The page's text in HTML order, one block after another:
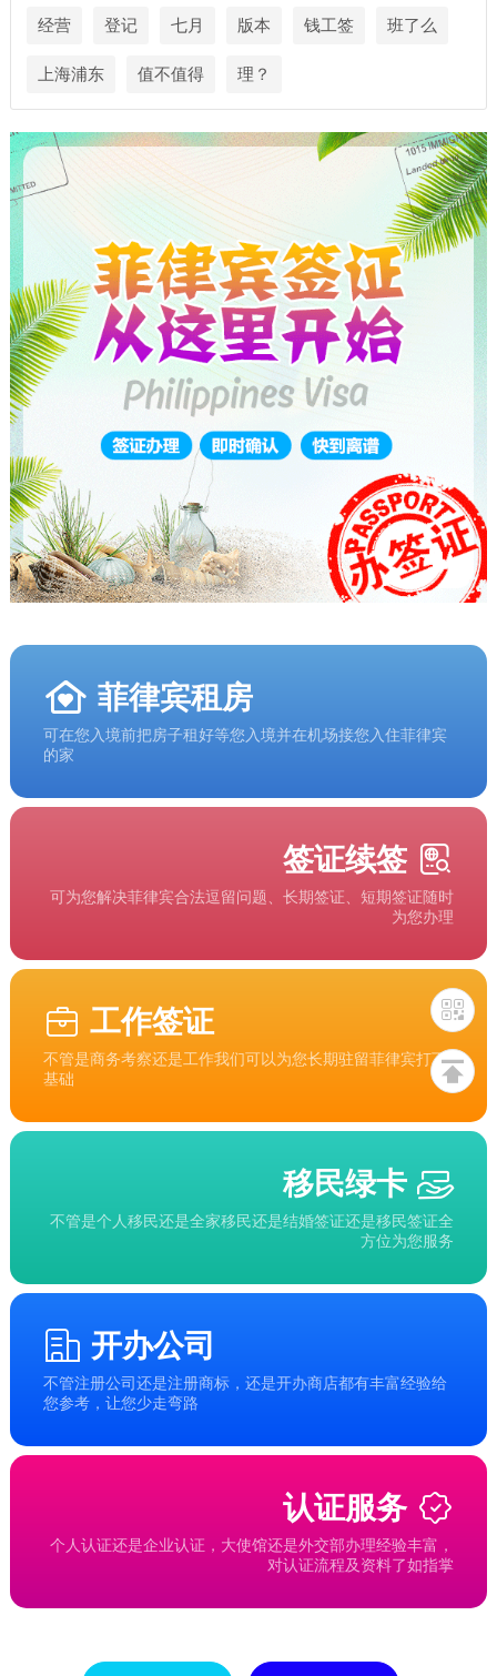
经营 登记 七月 版本 钱工签 班了么
上海浦东 值不值得 理？
菲律宾租房
可在您入境前把房子租好等您入境并在机场接您入住菲律宾
的家
签证续签
可为您解决菲律宾合法逗留问题、长期签证、短期签证随时
为您办理
工作签证
不管是商务考察还是工作我们可以为您长期驻留菲律宾打下
基础
移民绿卡
不管是个人移民还是全家移民还是结婚签证还是移民签证全
方位为您服务
开办公司
不管注册公司还是注册商标，还是开办商店都有丰富经验给
您参考，让您少走弯路
认证服务
个人认证还是企业认证，大使馆还是外交部办理经验丰富，
对认证流程及资料了如指掌